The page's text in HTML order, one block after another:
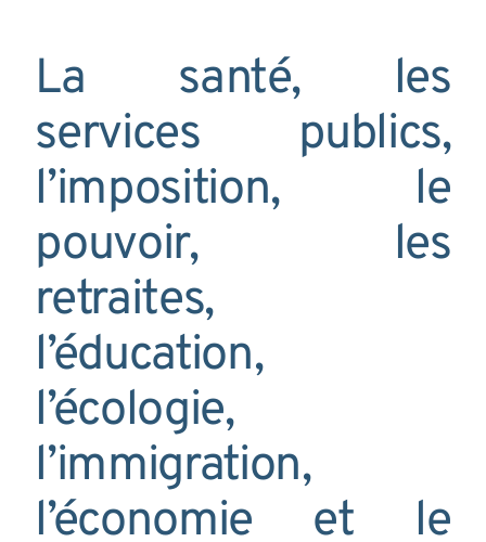
La santé, les
services publics,
l’imposition, le
pouvoir, les
retraites,
l’éducation,
l’écologie,
l’immigration,
l’économie et le